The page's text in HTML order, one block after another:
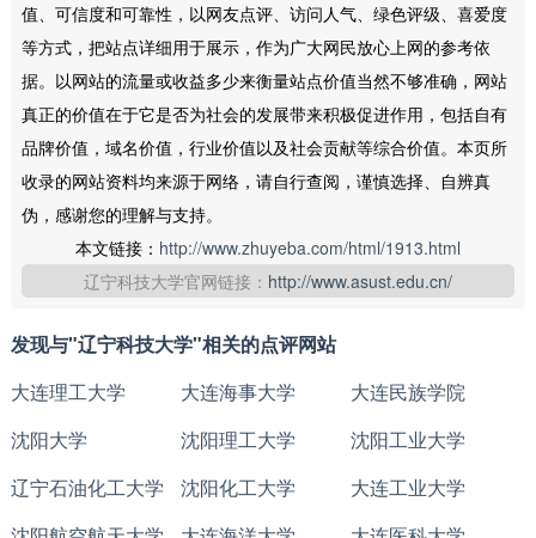
值、可信度和可靠性，以网友点评、访问人气、绿色评级、喜爱度
等方式，把站点详细用于展示，作为广大网民放心上网的参考依
据。以网站的流量或收益多少来衡量站点价值当然不够准确，网站
真正的价值在于它是否为社会的发展带来积极促进作用，包括自有
品牌价值，域名价值，行业价值以及社会贡献等综合价值。本页所
收录的网站资料均来源于网络，请自行查阅，谨慎选择、自辨真
伪，感谢您的理解与支持。
本文链接： http://www.zhuyeba.com/html/1913.html
辽宁科技大学官网链接： http://www.asust.edu.cn/
发现与"辽宁科技大学"相关的点评网站
大连理工大学
大连海事大学
大连民族学院
沈阳大学
沈阳理工大学
沈阳工业大学
辽宁石油化工大学
沈阳化工大学
大连工业大学